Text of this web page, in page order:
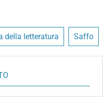
della letteratura Saffo